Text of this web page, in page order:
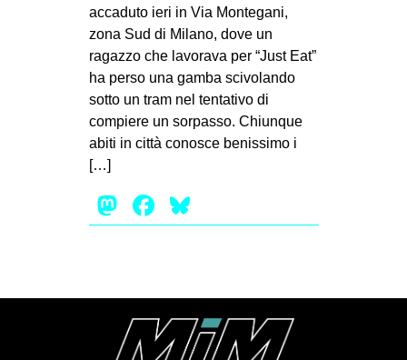
accaduto ieri in Via Montegani,
zona Sud di Milano, dove un
ragazzo che lavorava per “Just Eat”
ha perso una gamba scivolando
sotto un tram nel tentativo di
compiere un sorpasso. Chiunque
abiti in città conosce benissimo i
[…]
Mastodon
Facebook